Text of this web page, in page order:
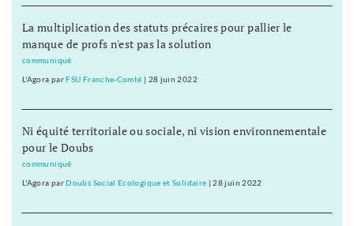
La multiplication des statuts précaires pour pallier le
manque de profs n'est pas la solution
communiqué
L'Agora par FSU Franche-Comté 28 juin 2022
Ni équité territoriale ou sociale, ni vision environnementale
pour le Doubs
communiqué
L'Agora par Doubs Social Ecologique et Solidaire |28 juin 2022